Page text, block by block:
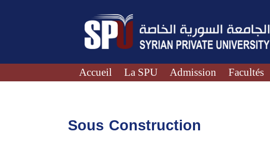
Accueil La SPU Admission Facultés
Sous Construction